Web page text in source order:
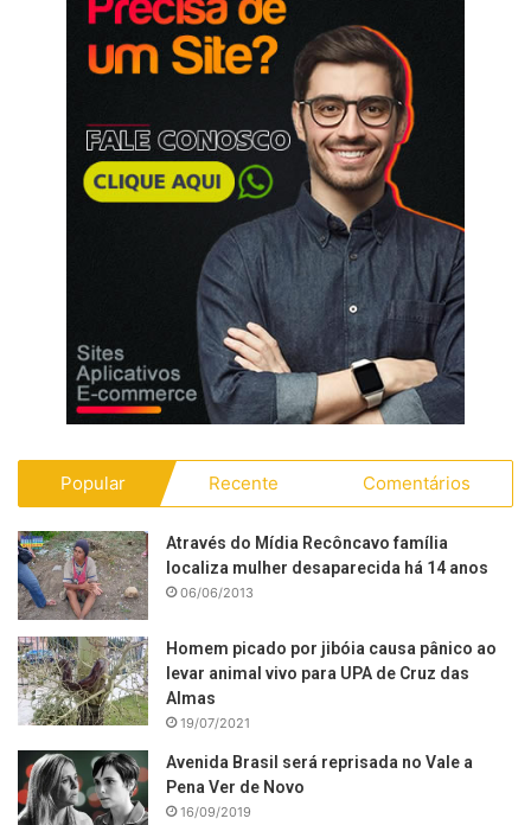
Popular Recente Comentários
Através do Mídia Recôncavo família
localiza mulher desaparecida há 14 anos
06/06/2013
Homem picado por jibóia causa pânico ao
levar animal vivo para UPA de Cruz das
Almas
19/07/2021
Avenida Brasil será reprisada no Vale a
Pena Ver de Novo
16/09/2019